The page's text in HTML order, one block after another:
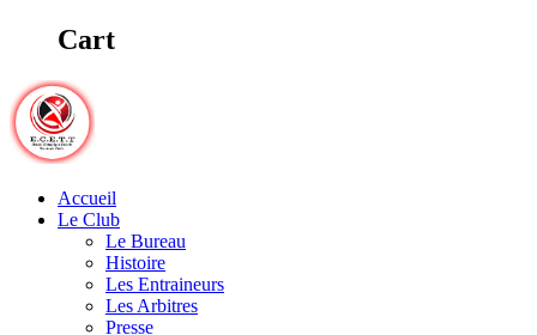
Cart
Accueil
Le Club
Le Bureau
Histoire
Les Entraineurs
Les Arbitres
Presse